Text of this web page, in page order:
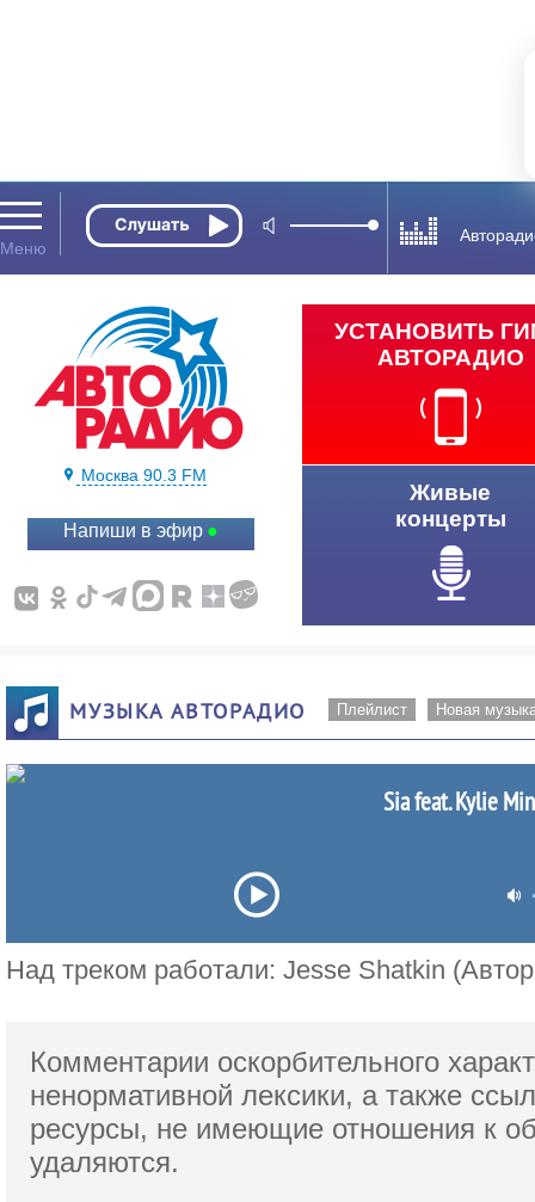
Москва 90.3 FM
Напиши в эфир
УСТАНОВИТЬ
АВТОРАДИО
Живые
концерты
МУЗЫКА АВТОРАДИО Плейлист Новая
Sia feat. Kylie
Над треком работали: Jesse Shatkin
Комментарии оскорбительного
ненормативной лексики, а также
ресурсы, не имеющие отношения к
удаляются.